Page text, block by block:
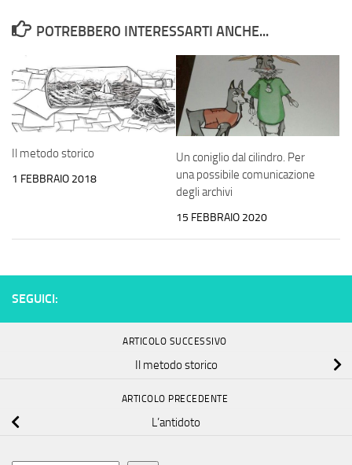
POTREBBERO INTERESSARTI ANCHE...
Il metodo storico
1 FEBBRAIO 2018
Un coniglio dal cilindro. Per
una possibile comunicazione
degli archivi
15 FEBBRAIO 2020
SEGUICI:
ARTICOLO SUCCESSIVO
Il metodo storico
ARTICOLO PRECEDENTE
L’antidoto